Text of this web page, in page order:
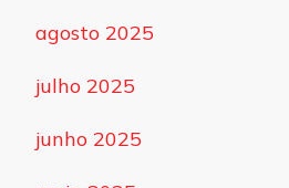
agosto 2025
julho 2025
junho 2025